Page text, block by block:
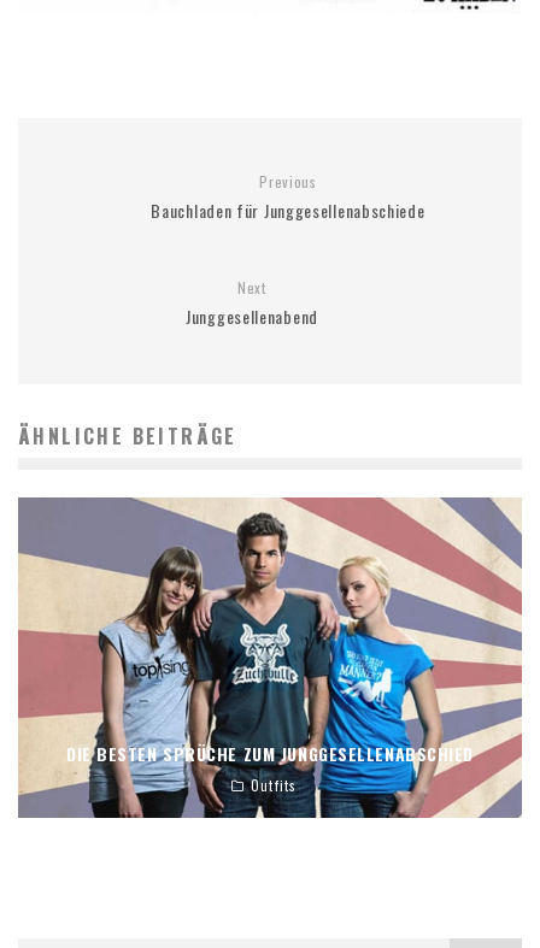
Previous
Bauchladen für Junggesellenabschiede
Next
Junggesellenabend
ÄHNLICHE BEITRÄGE
DIE BESTEN SPRÜCHE ZUM JUNGGESELLENABSCHIED
Outfits